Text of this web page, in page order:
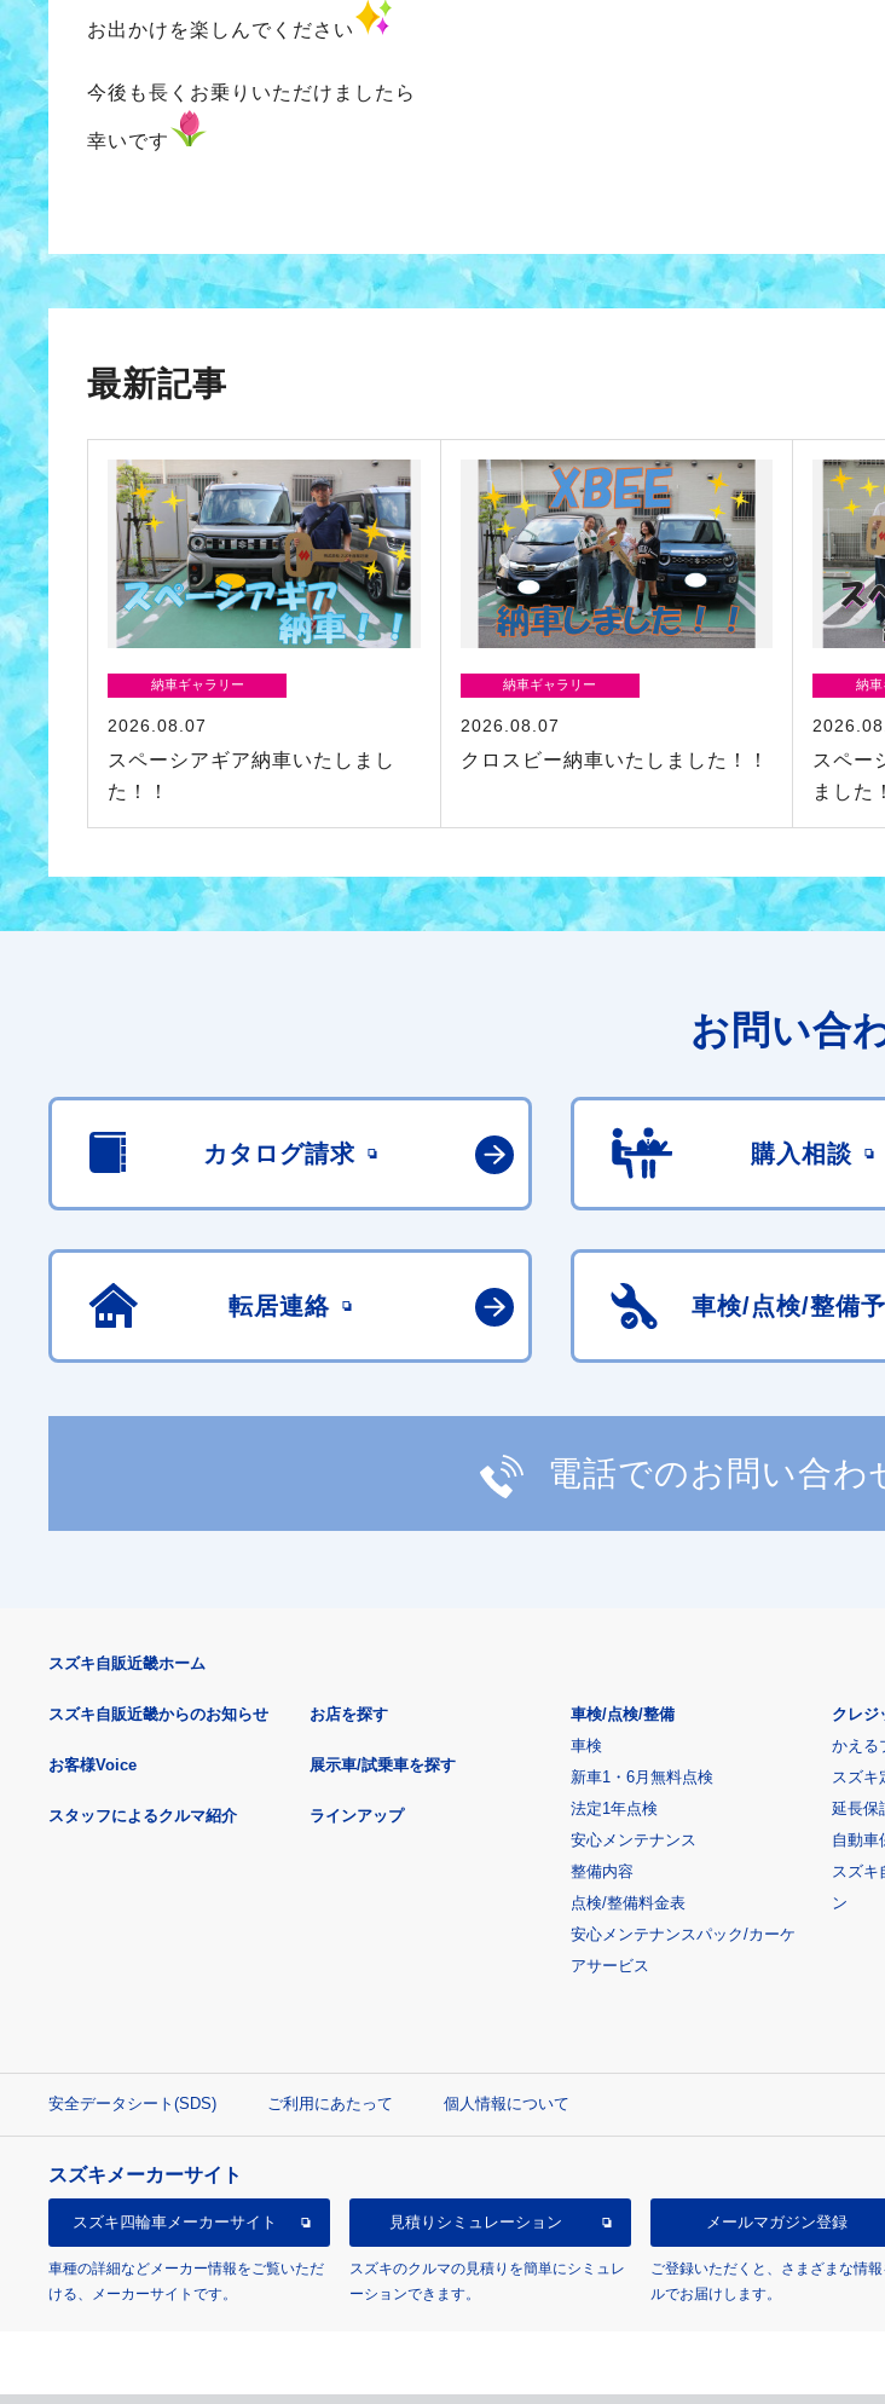
お出かけを楽しんでください
今後も長くお乗りいただけましたら
幸いです
最新記事
納車ギャラリー
2026.08.07
スペーシアギア納車いたしまし
た！！
納車ギャラリー
2026.08.07
クロスビー納車いたしました！！
納車
スペー
ました
お問い合
カタログ請求 購入相談
転居連絡 車検/点検/整備
電話でのお問い合わ
スズキ自販近畿ホーム
スズキ自販近畿からのお知らせ
お客様Voice
スタッフによるクルマ紹介
お店を探す
展示車/試乗車を探す
ラインアップ
車検/点検/整備
車検
新車1・6月無料点検
法定1年点検
安心メンテナンス
整備内容
点検/整備料金表
安心メンテナンスパック/カーケ
アサービス
クレジ
かえる
スズキ
延長保
自動車
スズキ
ン
安全データシート(SDS) ご利用にあたって 個人情報について
スズキメーカーサイト
スズキ四輪車メーカーサイト
車種の詳細などメーカー情報をご覧いただ
ける、メーカーサイトです。
見積り シミュレーション
スズキのクルマの見積りを簡単にシミュレ
ーションできます。
メールマガジン登録
ご登録いただくと、さまざまな情
ルでお届けします。